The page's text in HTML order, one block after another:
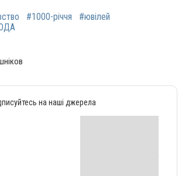
#1000-річчя
#ювілей
на наші джерела